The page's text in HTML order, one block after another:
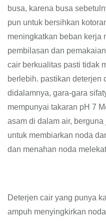
busa, karena busa
pun untuk bersihkan
meningkatkan beban kerja
pembilasan dan
cair berkualitas pasti tidak
berlebih. pastikan deterjen
didalamnya, gara-gara
mempunyai takaran pH 7
asam di dalam air,
untuk membiarkan noda
dan menahan noda
Deterjen cair yang punya
ampuh menyingkirkan